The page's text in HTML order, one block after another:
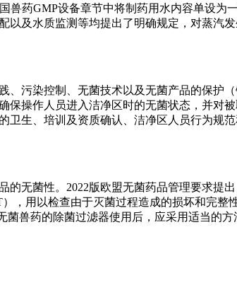
药GMP设备章节中将制药用水内容单设为
及水质监测等均提出了明确规定，对蒸汽
、污染控制、无菌技术以及无菌产品的保护
操作人员进入洁净区时的无菌状态，并对
生、培训及资质确认、洁净区人员行为规
无菌性。2022版欧盟无菌药品管理要求提
，用以检查由于灭菌过程造成的损坏和完整
兽药的除菌过滤器使用后，应采用适当的